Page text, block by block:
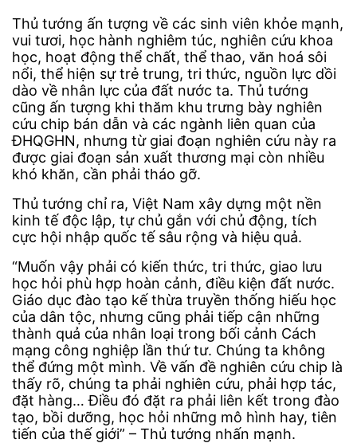
Thủ tướng ấn tượng về các sinh viên khỏe mạnh,
vui tươi, học hành nghiêm túc, nghiên cứu khoa
học, hoạt động thể chất, thể thao, văn hoá sôi
nổi, thể hiện sự trẻ trung, tri thức, nguồn lực dồi
dào về nhân lực của đất nước ta. Thủ tướng
cũng ấn tượng khi thăm khu trưng bày nghiên
cứu chip bán dẫn và các ngành liên quan của
ĐHQGHN, nhưng từ giai đoạn nghiên cứu này ra
được giai đoạn sản xuất thương mại còn nhiều
khó khăn, cần phải tháo gỡ.
Thủ tướng chỉ ra, Việt Nam xây dựng một nền
kinh tế độc lập, tự chủ gắn với chủ động, tích
cực hội nhập quốc tế sâu rộng và hiệu quả.
“Muốn vậy phải có kiến thức, tri thức, giao lưu
học hỏi phù hợp hoàn cảnh, điều kiện đất nước.
Giáo dục đào tạo kế thừa truyền thống hiếu học
của dân tộc, nhưng cũng phải tiếp cận những
thành quả của nhân loại trong bối cảnh Cách
mạng công nghiệp lần thứ tư. Chúng ta không
thể đứng một mình. Về vấn đề nghiên cứu chip là
thấy rõ, chúng ta phải nghiên cứu, phải hợp tác,
đặt hàng… Điều đó đặt ra phải liên kết trong đào
tạo, bồi dưỡng, học hỏi những mô hình hay, tiên
tiến của thế giới” – Thủ tướng nhấn mạnh.